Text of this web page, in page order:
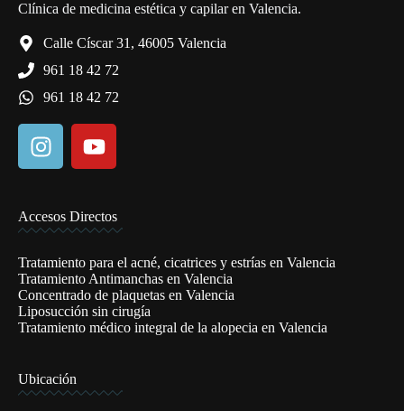
Clínica de medicina estética y capilar en Valencia.
Calle Císcar 31, 46005 Valencia
961 18 42 72
961 18 42 72
Accesos Directos
Tratamiento para el acné, cicatrices y estrías en Valencia
Tratamiento Antimanchas en Valencia
Concentrado de plaquetas en Valencia
Liposucción sin cirugía
Tratamiento médico integral de la alopecia en Valencia
Ubicación